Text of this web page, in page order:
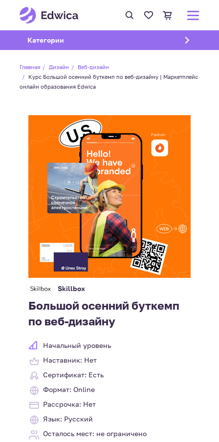
Открыть подменю
Категории
Главная Дизайн
Веб-дизайн
Курс Большой осенний буткемп по веб-дизайну | Маркетплейс
онлайн образования Edwica
Skillbox
Большой осенний буткемп
по веб-дизайну
Начальный уровень
Наставник: Нет
Сертификат: Есть
Формат: Online
Рассрочка: Нет
Язык: Русский
Осталось мест: не ограничено